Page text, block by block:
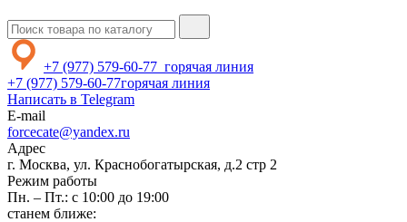
+7 (977) 579-60-77 горячая линия
+7 (977) 579-60-77горячая линия
Написать в Telegram
E-mail
forcecate@yandex.ru
Адрес
г. Москва, ул. Краснобогатырская, д.2 стр 2
Режим работы
Пн. – Пт.: с 10:00 до 19:00
станем ближе: